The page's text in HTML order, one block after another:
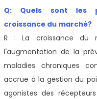
Q: Quels sont les
croissance du marché?
R : La croissance du
l'augmentation de la
maladies chroniques
accrue à la gestion du
agonistes des